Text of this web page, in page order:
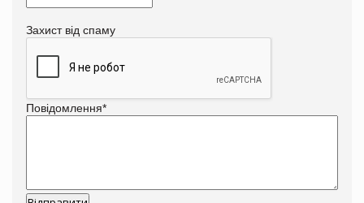
Захист від спаму
Повідомлення*